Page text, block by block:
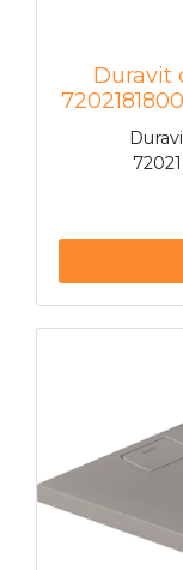
Duravit